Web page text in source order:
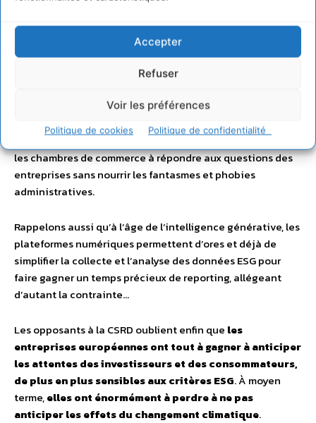
Accepter
Refuser
Voir les préférences
Politique de cookies Politique de confidentialité
à peine20 % des sujets listés méritent en fait d’être
la juste mesure de cet exercice d’évaluation des risques.
Ces mesures ne demandentni moratoire ni révision,
. Ainsi, n’écoutez pas ceux qui
dramatisent la situation pour des fins qui leur sont
propres. Et encourageons les organisations patronales et
les chambres de commerce à répondre aux questions des
entreprises sans nourrir les fantasmes et phobies
administratives.
Rappelons aussi qu’à l’âge de l’intelligence générative, les
plateformes numériques permettent d’ores et déjà de
simplifier la collecte et l’analyse des données ESG pour
faire gagner un temps précieux de reporting, allégeant
d’autant la contrainte…
Les opposants à la CSRD oublient enfin que les
entreprises européennes ont tout à gagner à anticiper
les attentes des investisseurs et des consommateurs,
de plus en plus sensibles aux critères ESG. À moyen
terme,elles ont énormément à perdre à ne pas
anticiper les effets du changement climatique.